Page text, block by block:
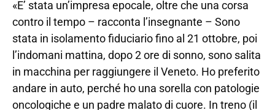
«E’ stata un’impresa epocale, oltre che una corsa
contro il tempo – racconta l’insegnante – Sono
stata in isolamento fiduciario fino al 21 ottobre, poi
l’indomani mattina, dopo 2 ore di sonno, sono salita
in macchina per raggiungere il Veneto. Ho preferito
andare in auto, perché ho una sorella con patologie
oncologiche e un padre malato di cuore. In treno (il